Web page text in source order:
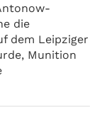
die
dem Leipziger
Munition